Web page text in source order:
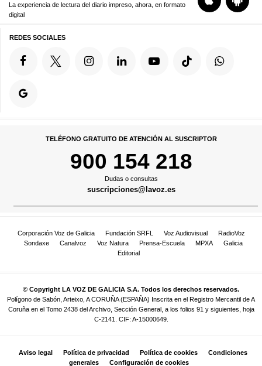
La experiencia de lectura del diario impreso, ahora, en formato
digital
REDES SOCIALES
TELÉFONO GRATUITO DE ATENCIÓN AL SUSCRIPTOR
900 154 218
Dudas o consultas
suscripciones@lavoz.es
Corporación Voz de Galicia Fundación SRFL Voz Audiovisual
RadioVoz
Sondaxe
Canalvoz Voz Natura Prensa-Escuela MPXA
Galicia
Editorial
© Copyright LA VOZ DE GALICIA S.A. Todos los derechos reservados.
Polígono de Sabón, Arteixo, A CORUÑA (ESPAÑA) Inscrita en el Registro Mercantil de A
Coruña en el Tomo 2438 del Archivo, Sección General, a los folios 91 y siguientes, hoja
C-2141. CIF: A-15000649.
Aviso legal Política de privacidad Política de cookies
Condiciones
generales
Configuración de cookies